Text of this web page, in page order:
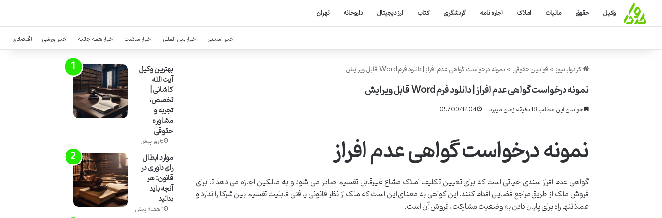
وکیل حقوق مالیات املاک اجاره نامه گردشگری کتاب ارز دیجیتال داروخانه تهران
اخبار استانی اخبار بین المللی اخبار سلامت اخبار همه جانبه اخبار ورزشی اقتصادی
کردوار نیوز»قوانین حقوقی»نمونه درخواست گواهی عدم افراز | دانلود فرم Word قابل ویرایش
نمونه درخواست گواهی عدم افراز | دانلود فرم Word قابل ویرایش
05/09/1404 خواندن این مطلب 18 دقیقه زمان میبرد
نمونه درخواست گواهی عدم افراز
گواهی عدم افراز سندی حیاتی است که برای تعیین تکلیف املاک مشاع غیرقابل تقسیم صادر می شود و به مالکین اجازه می دهد تا برای
فروش ملک از طریق مراجع قضایی اقدام کنند. این گواهی به معنای این است که ملک از نظر قانونی یا فنی قابلیت تقسیم بین شرکا را ندارد و
عملاً تنها راه برای پایان دادن به وضعیت مشارکت، فروش آن است.
بهترین وکیل
آیت الله
کاشانی |
تخصص،
تجربه و
مشاوره
حقوقی
6 روز پیش
موارد ابطال
رای داوری در
قانون: هر
آنچه باید
بدانید
1 هفته پیش